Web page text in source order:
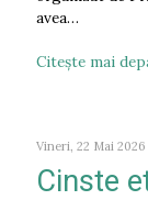
avea…
Citeşte mai
Vineri, 22 Mai
Cinste